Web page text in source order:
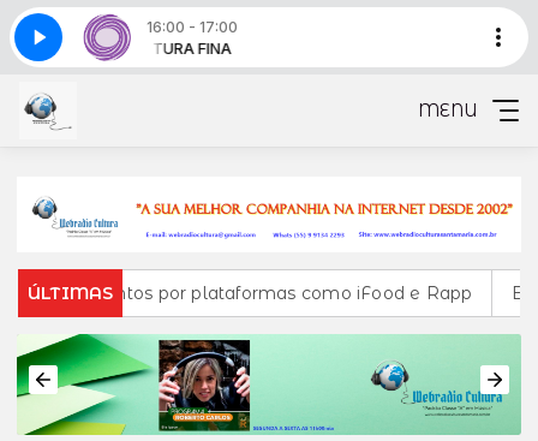
16:00 - 17:00
MISTURA FINA
Mistura fina - Parte 2
MENU
ÚLTIMAS
por plataformas como iFood e Rapp Brasil registra